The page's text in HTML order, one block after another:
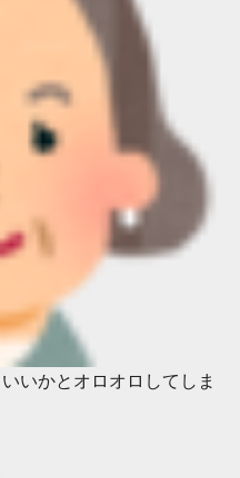
いかとオロオロしてしま